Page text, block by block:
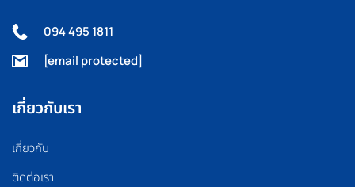
094 495 1811
[email protected]
เกี่ยวกับเรา
เกี่ยวกับ
ติดต่อเรา